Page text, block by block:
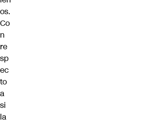
os.
Co
n
re
sp
ec
to
a
si
la